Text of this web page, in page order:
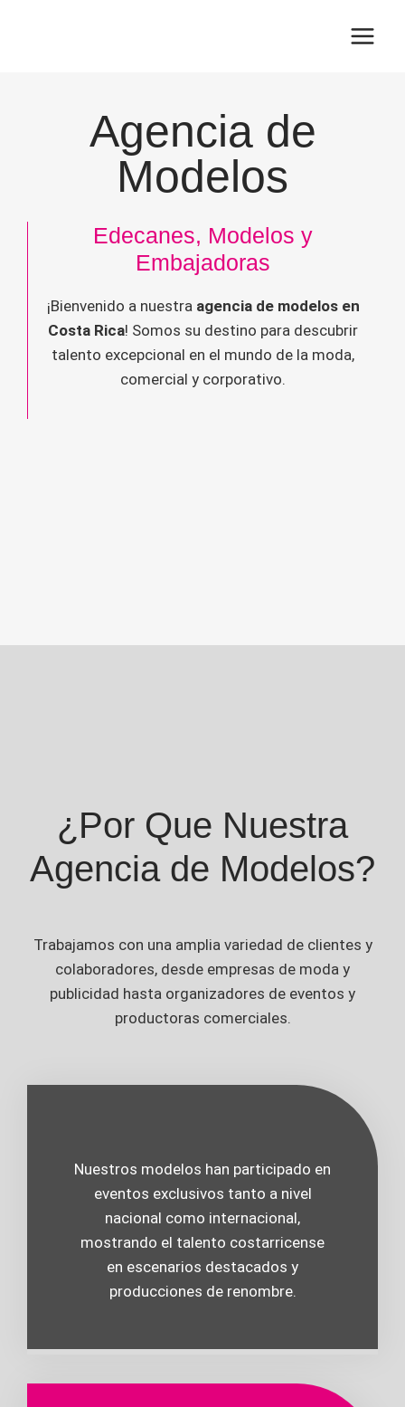
Agencia de
Modelos
Edecanes, Modelos y
Embajadoras
¡Bienvenido a nuestra agencia de modelos en
Costa Rica! Somos su destino para descubrir
talento excepcional en el mundo de la moda,
comercial y corporativo.
¿Por Que Nuestra
Agencia de Modelos?
Trabajamos con una amplia variedad de clientes y
colaboradores, desde empresas de moda y
publicidad hasta organizadores de eventos y
productoras comerciales.
Nuestros modelos han participado en
eventos exclusivos tanto a nivel
nacional como internacional,
mostrando el talento costarricense
en escenarios destacados y
producciones de renombre.